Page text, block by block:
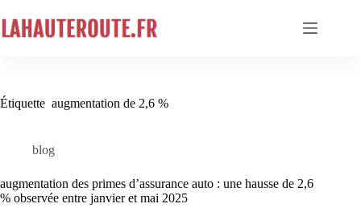
au
contenu
Étiquette augmentation de 2,6 %
blog
augmentation des primes d’assurance auto : une hausse de 2,6
% observée entre janvier et mai 2025